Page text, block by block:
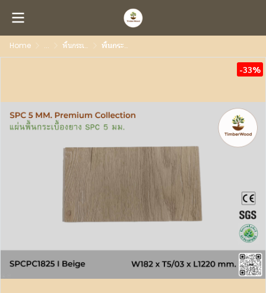
Home ... พื้นกระเบื้องยาง SPC 5 มม. Premiun Collection พื้นกระเบื้องยาง SPC 5 มม. SPCPC1825 - Beige (1825-01)
-33%